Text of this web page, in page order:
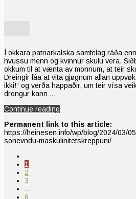
Í okkara patriarkalska samfelag ráða
hvussu menn og kvinnur skulu vera.
okkum til at vænta av monnum, at teir
Dreingir fáa at vita gjøgnum allan
ikki!” og verða happaðir, um teir vísa
drongur kann …
Continue reading
Permanent link to this article:
https://heinesen.info/wp/blog/2024/03/
sonevndu-maskulinitetskreppuni/
1
2
3
…
6